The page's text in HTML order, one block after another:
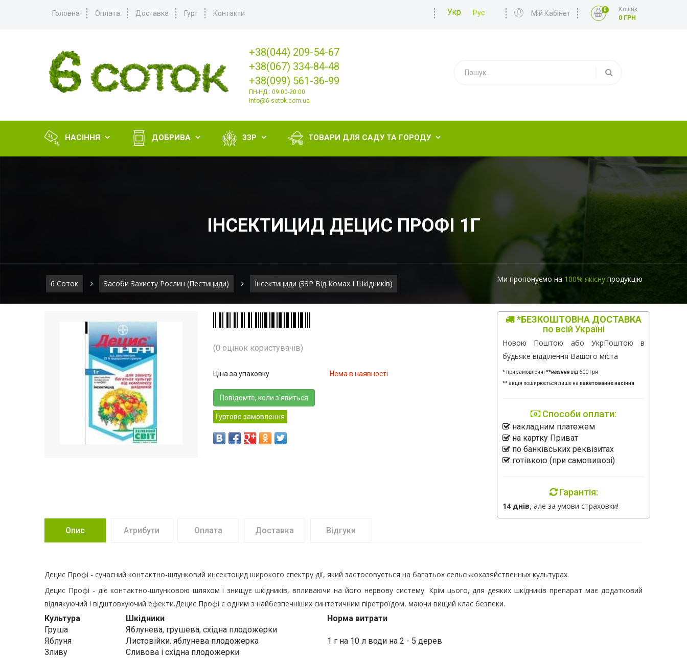
Головна Оплата Доставка Гурт Контакти Укр Рус Мій Кабінет 0
Кошик
0 ГРН
+38(044) 209-54-67
+38(067) 334-84-48
+38(099) 561-36-99
ПН-НД : 09:00-20:00
info@6-sotok.com.ua
НАСІННЯ  ДОБРИВА  ЗЗР  ТОВАРИ ДЛЯ САДУ ТА ГОРОДУ 
ІНСЕКТИЦИД ДЕЦИС ПРОФІ 1Г
6 Соток Засоби Захисту Рослин (пестициди) Інсектициди (ЗЗР Від Комах І Шкідників) Ми пропонуємо на 100% якісну продукцію
(0 оцінок користувачів)
Ціна за упаковку Нема в наявності
Повідомте, коли з'явиться
Гуртове замовлення
*БЕЗКОШТОВНА ДОСТАВКА
по всій Україні
Новою Поштою або УкрПоштою в
будьяке відділення Вашого міста
* при замовленні **насіннявід 600 грн
** акція поширюється лише на пакетованне насіння
Способи оплати:
накладним платежем
на картку Приват
по банківських реквізитах
готівкою (при самовивозі)
Гарантія:
14 днів, але за умови страховки!
Опис Атрибути Оплата Доставка Відгуки
Децис Профі - сучасний контактно-шлунковий инсектоцид широкого спектру дії, який застосовується на багатьох сельськохазяйственных культурах.
Децис Профі - діє контактно-шлунковою шляхом і знищує шкідників, впливаючи на його нервову систему. Крім цього, для деяких шкідників препарат має додатковий
відлякуючий і відштовхуючий ефекти.Децис Профі є одним з найбезпечніших синтетичним піретроїдом, маючи вищий клас безпеки.
Культура
Шкідники
Норма витрати
Груша
Яблунева, грушева, східна плодожерки
1 г на 10 л води на 2 - 5 дерев
Яблуня
Листовійки, яблунева плодожерка
Зливу
Сливова і східна плодожерки